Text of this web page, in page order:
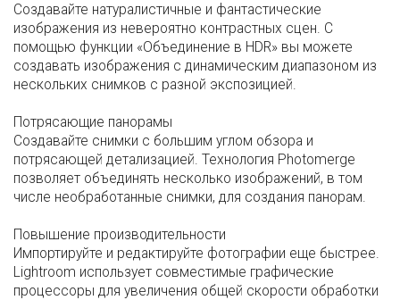
Создавайте натуралистичные и фантастические
изображения из невероятно контрастных сцен. С
помощью функции «Объединение в HDR» вы можете
создавать изображения с динамическим диапазоном из
нескольких снимков с разной экспозицией.
Потрясающие панорамы
Создавайте снимки с большим углом обзора и
потрясающей детализацией. Технология Photomerge
позволяет объединять несколько изображений, в том
числе необработанные снимки, для создания панорам.
Повышение производительности
Импортируйте и редактируйте фотографии еще быстрее.
Lightroom использует совместимые графические
процессоры для увеличения общей скорости обработки